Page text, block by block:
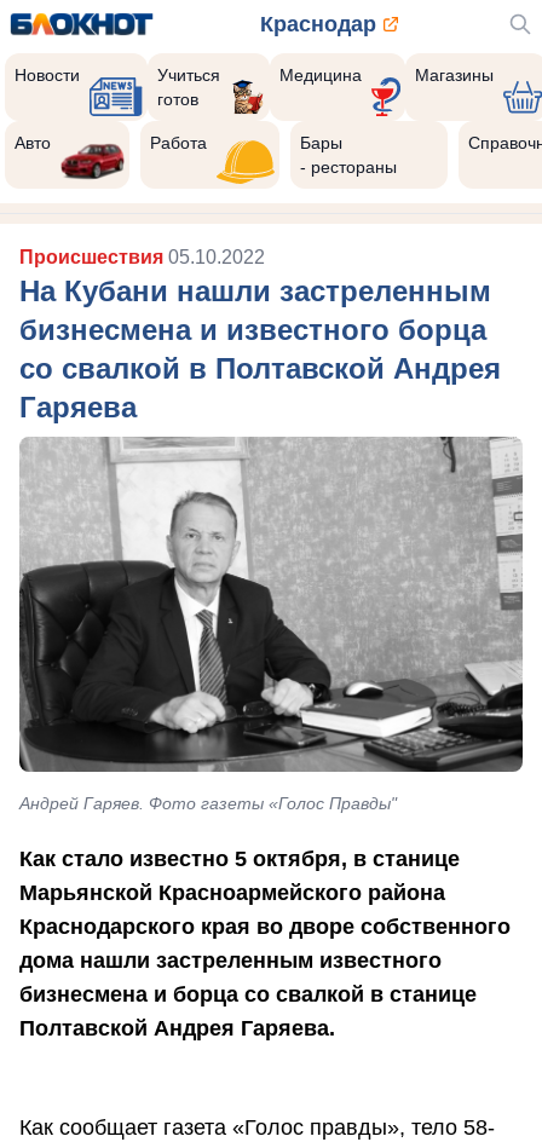
Краснодар
Новости
Учиться
готов
Медицина Магазины
Авто Работа
Бары
- рестораны
Происшествия 05.10.2022
На Кубани нашли застреленным
бизнесмена и известного борца
со свалкой в Полтавской Андрея
Гаряева
Андрей Гаряев. Фото газеты «Голос Правды"
Как стало известно 5 октября, в станице
Марьянской Красноармейского района
Краснодарского края во дворе собственного
дома нашли застреленным известного
бизнесмена и борца со свалкой в станице
Полтавской Андрея Гаряева.
Как сообщает газета «Голос правды», тело 58-